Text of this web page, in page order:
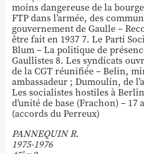
moins dangereuse de la
FTP dans l’armée, des
gouvernement de Gaulle –
être fait en 1937 7. Le Parti
Blum – La politique de
Gaullistes 8. Les syndicats
de la CGT réunifiée – Belin,
ambassadeur ; Dumoulin, de
Les socialistes hostiles à
d’unité de base (Frachon) –
(accords du Perreux)
PANNEQUIN R.
1975-1976